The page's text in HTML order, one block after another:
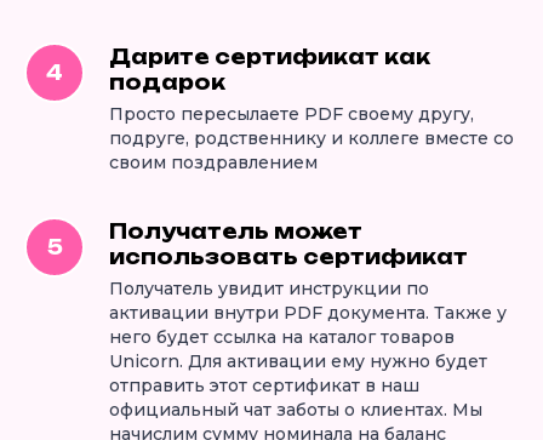
Дарите сертификат как
подарок
Просто пересылаете PDF своему другу,
подруге, родственнику и коллеге вместе со
своим поздравлением
Получатель может
использовать сертификат
Получатель увидит инструкции по
активации внутри PDF документа. Также у
него будет ссылка на каталог товаров
Unicorn. Для активации ему нужно будет
отправить этот сертификат в наш
официальный чат заботы о клиентах. Мы
начислим сумму номинала на баланс